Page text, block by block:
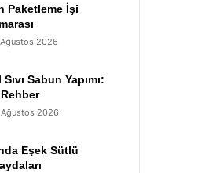
Paketleme İşi
2026
Sabun Yapımı:
Rehber
2026
Eşek Sütlü